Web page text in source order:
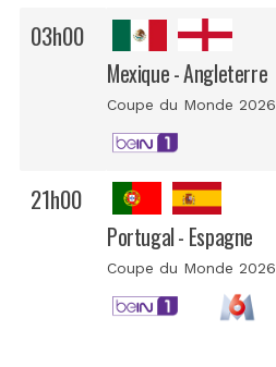
03h00
Mexique - Angleterre
Coupe du Monde 2026
21h00
Portugal - Espagne
Coupe du Monde 2026